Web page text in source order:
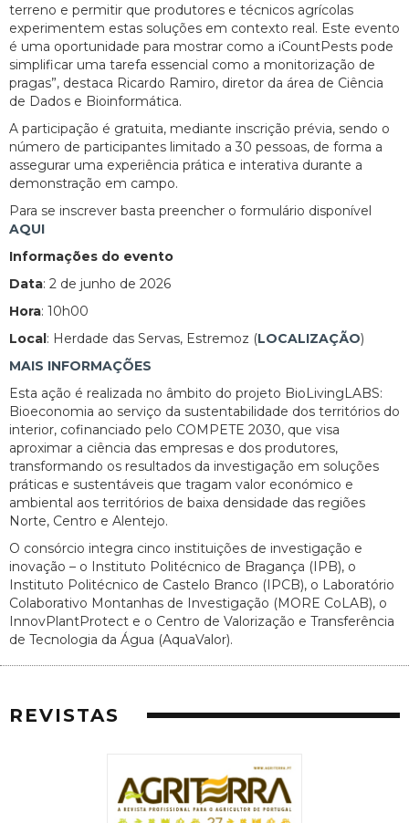
terreno e permitir que produtores e técnicos agrícolas
experimentem estas soluções em contexto real. Este evento
é uma oportunidade para mostrar como a iCountPests pode
simplificar uma tarefa essencial como a monitorização de
pragas”, destaca Ricardo Ramiro, diretor da área de Ciência
de Dados e Bioinformática.
A participação é gratuita, mediante inscrição prévia, sendo o
número de participantes limitado a 30 pessoas, de forma a
assegurar uma experiência prática e interativa durante a
demonstração em campo.
Para se inscrever basta preencher o formulário disponível
AQUI
Informações do evento
Data: 2 de junho de 2026
Hora: 10h00
Local: Herdade das Servas, Estremoz (LOCALIZAÇÃO)
MAIS INFORMAÇÕES
Esta ação é realizada no âmbito do projeto BioLivingLABS:
Bioeconomia ao serviço da sustentabilidade dos territórios do
interior, cofinanciado pelo COMPETE 2030, que visa
aproximar a ciência das empresas e dos produtores,
transformando os resultados da investigação em soluções
práticas e sustentáveis que tragam valor económico e
ambiental aos territórios de baixa densidade das regiões
Norte, Centro e Alentejo.
O consórcio integra cinco instituições de investigação e
inovação – o Instituto Politécnico de Bragança (IPB), o
Instituto Politécnico de Castelo Branco (IPCB), o Laboratório
Colaborativo Montanhas de Investigação (MORE CoLAB), o
InnovPlantProtect e o Centro de Valorização e Transferência
de Tecnologia da Água (AquaValor).
REVISTAS